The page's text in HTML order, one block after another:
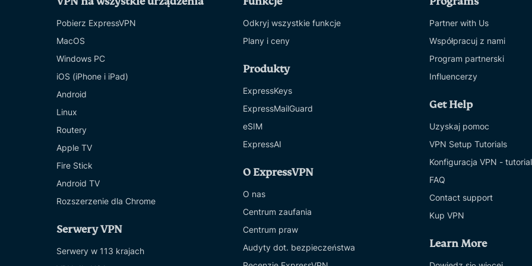
Pobierz ExpressVPN
MacOS
Windows PC
iOS (iPhone i iPad)
Android
Linux
Routery
Apple TV
Fire Stick
Android TV
Rozszerzenie dla Chrome
Serwery VPN
Serwery w 113 krajach
Odkryj wszystkie funkcje
Plany i ceny
Produkty
ExpressKeys
ExpressMailGuard
eSIM
ExpressAI
O ExpressVPN
O nas
Centrum zaufania
Centrum praw
Audyty dot. bezpieczeństwa
Partner with Us
Współpracuj z nami
Program partnerski
Influencerzy
Get Help
Uzyskaj pomoc
VPN Setup Tutorials
Konfiguracja VPN -
FAQ
Contact support
Kup VPN
Learn More